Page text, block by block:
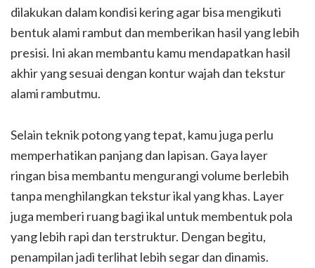
dilakukan dalam kondisi kering agar bisa mengikuti
bentuk alami rambut dan memberikan hasil yang lebih
presisi. Ini akan membantu kamu mendapatkan hasil
akhir yang sesuai dengan kontur wajah dan tekstur
alami rambutmu.
Selain teknik potong yang tepat, kamu juga perlu
memperhatikan panjang dan lapisan. Gaya layer
ringan bisa membantu mengurangi volume berlebih
tanpa menghilangkan tekstur ikal yang khas. Layer
juga memberi ruang bagi ikal untuk membentuk pola
yang lebih rapi dan terstruktur. Dengan begitu,
penampilan jadi terlihat lebih segar dan dinamis.